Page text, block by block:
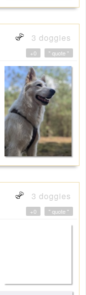
3 doggies
" quote "
+0
3 doggies
" quote "
+0